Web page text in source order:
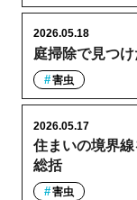
庭掃除で見つ
2026.05.18
害虫
住まいの境界
総括
2026.05.17
害虫